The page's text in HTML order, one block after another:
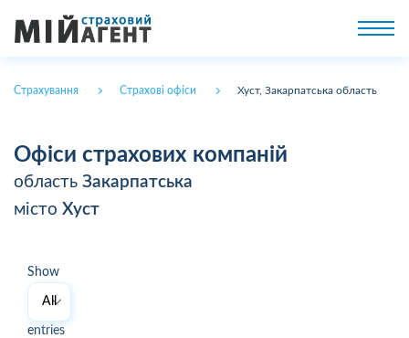
Страхування Страхові офіси Хуст, Закарпатська область
Офіси страхових компаній
область Закарпатська
місто Хуст
Show
entries